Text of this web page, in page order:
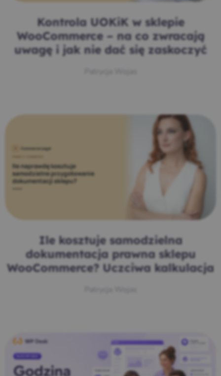
Kontrola UOKiK w sklepie
WooCommerce – na co zwracają
uwagę i jak nie dać się zaskoczyć
Ile kosztuje samodzielna
dokumentacja prawna sklepu
WooCommerce? Uczciwa kalkulacja